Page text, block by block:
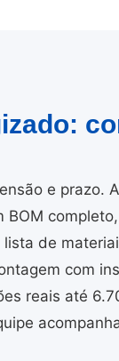
e prazo.
BOM
de
com
reais até